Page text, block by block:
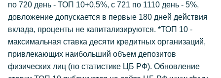
по 720 день - ТОП 10+0,5%, с 721 по 1110 день - 5%,
довложение допускается в первые 180 дней действия
вклада, проценты не капитализируются. *ТОП 10 -
максимальная ставка десяти кредитных организаций,
привлекающих наибольший объем депозитов
физических лиц (по статистике ЦБ РФ). Обновление